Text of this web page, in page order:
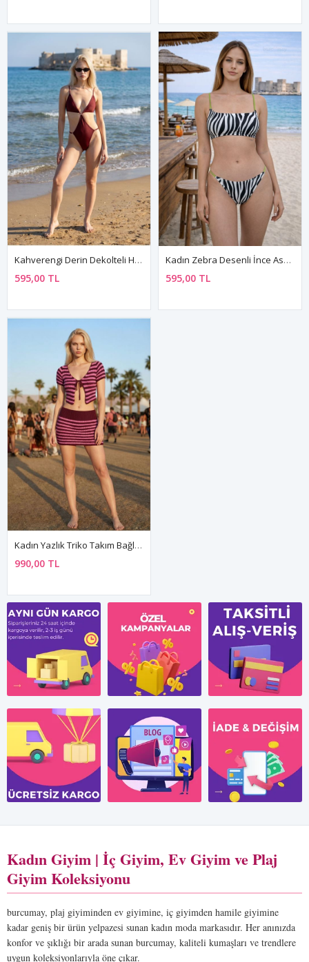
Kahverengi Derin Dekolteli Halka Aksesuarlı Mayokini Kadın Mayo
595,00 TL
Kadın Zebra Desenli İnce Askılı Bikini Takımı
595,00 TL
Kadın Yazlık Triko Takım Bağlama Detay Crop Ve Mini Etek Festival Tatil Sahil Bikini Üstü Kombin
990,00 TL
Kadın Giyim | İç Giyim, Ev Giyim ve Plaj
Giyim Koleksiyonu
burcumay, plaj giyiminden ev giyimine, iç giyimden hamile giyimine
kadar geniş bir ürün yelpazesi sunan kadın moda markasıdır. Her anınızda
konfor ve şıklığı bir arada sunan burcumay, kaliteli kumaşları ve trendlere
uygun koleksiyonlarıyla öne çıkar.